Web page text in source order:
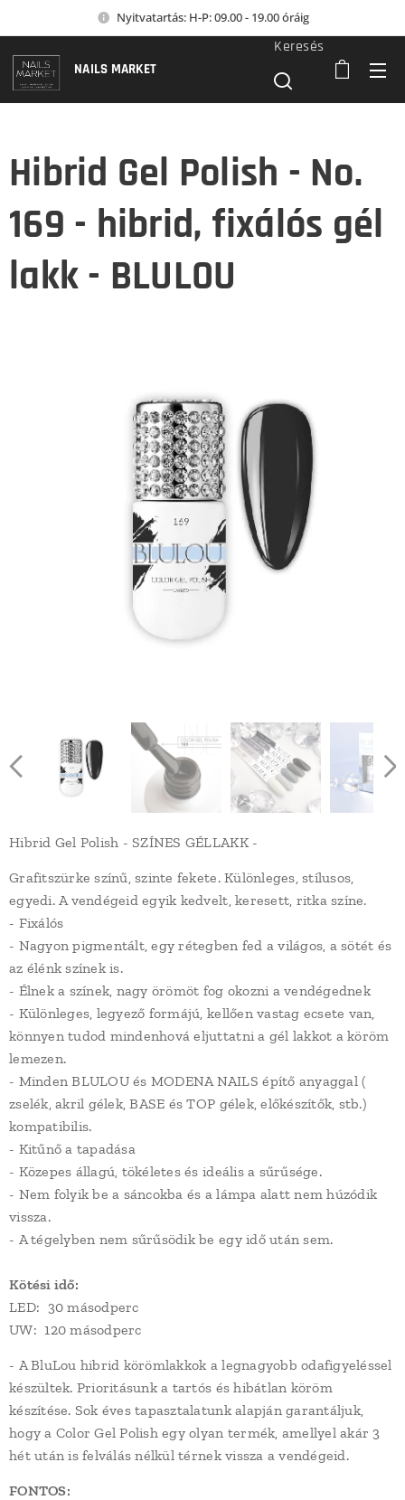
Nyitvatartás: H-P: 09.00 - 19.00 óráig
NAILS MARKET
Keresés
Hibrid Gel Polish - No.
169 - hibrid, fixálós gél
lakk - BLULOU
Hibrid Gel Polish - SZÍNES GÉLLAKK -
Grafitszürke színű, szinte fekete. Különleges, stílusos,
egyedi. A vendégeid egyik kedvelt, keresett, ritka színe.
- Fixálós
- Nagyon pigmentált, egy rétegben fed a világos, a sötét és
az élénk színek is.
- Élnek a színek, nagy örömöt fog okozni a vendégednek
- Különleges, legyező formájú, kellően vastag ecsete van,
könnyen tudod mindenhová eljuttatni a gél lakkot a köröm
lemezen.
- Minden BLULOU és MODENA NAILS építő anyaggal (
zselék, akril gélek, BASE és TOP gélek, előkészítők, stb.)
kompatibilis.
- Kitűnő a tapadása
- Közepes állagú, tökéletes és ideális a sűrűsége.
- Nem folyik be a sáncokba és a lámpa alatt nem húzódik
vissza.
- A tégelyben nem sűrűsödik be egy idő után sem.
Kötési idő:
LED: 30 másodperc
UW: 120 másodperc
- A BluLou hibrid körömlakkok a legnagyobb odafigyeléssel
készültek. Prioritásunk a tartós és hibátlan köröm
készítése. Sok éves tapasztalatunk alapján garantáljuk,
hogy a Color Gel Polish egy olyan termék, amellyel akár 3
hét után is felválás nélkül térnek vissza a vendégeid.
FONTOS: